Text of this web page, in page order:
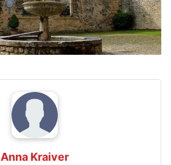
Anna Kraiver